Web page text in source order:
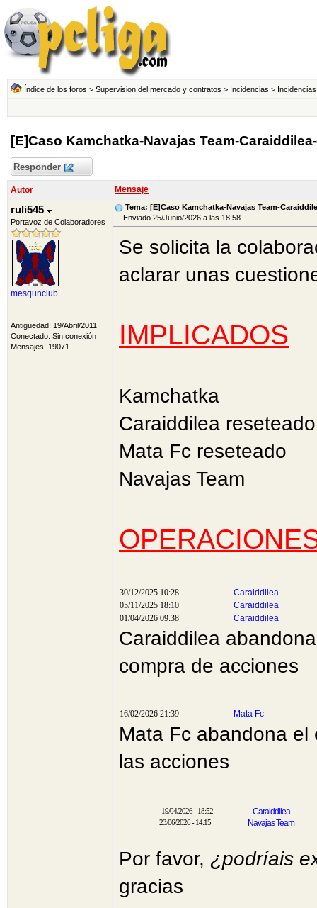
Índice de los foros > Supervision del mercado y contratos > Incidencias >
[E]Caso Kamchatka-Navajas Team-
Responder
Autor Mensaje
ruli545
Portavoz de Colaboradores
mesqunclub
Antigüedad: 19/Abril/2011
Conectado: Sin conexión
Mensajes: 19071
Tema: [E]Caso Kamchatka-Navajas Team-
Enviado 25/Junio/2026 a las 18:58
Se solicita la
aclarar unas
IMPLICADOS
Kamchatka
Caraiddilea reseteado
Mata Fc reseteado
Navajas Team
30/12/2025 10:28
Caraiddilea
05/11/2025 18:10
Caraiddilea
01/04/2026 09:38
Caraiddilea
Caraiddilea
compra de acciones
16/02/2026 21:39 Mata Fc
Mata Fc abandona
las acciones
19/04/2026 - 18:52 Caraiddilea
23/06/2026 - 14:15 Navajas Team
Por favor, ¿podríais
gracias